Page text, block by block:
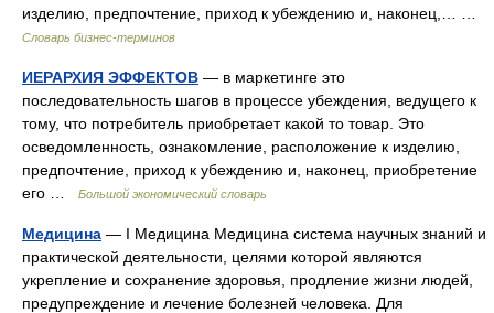
изделию, предпочтение, приход к убеждению и, наконец,… …
Словарь бизнес-терминов
ИЕРАРХИЯ ЭФФЕКТОВ — в маркетинге это
последовательность шагов в процессе убеждения, ведущего к
тому, что потребитель приобретает какой то товар. Это
осведомленность, ознакомление, расположение к изделию,
предпочтение, приход к убеждению и, наконец, приобретение
его …
Большой экономический словарь
Медицина — I Медицина Медицина система научных знаний и
практической деятельности, целями которой являются
укрепление и сохранение здоровья, продление жизни людей,
предупреждение и лечение болезней человека. Для